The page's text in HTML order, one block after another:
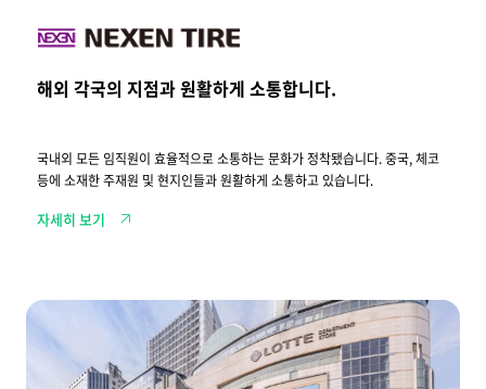
하
게
통
합
해외 각국의 지점과 원활하게 소통합니다.
국내외 모든 임직원이 효율적으로 소통하는 문화가 정착됐습니다. 중국, 체코
등에 소재한 주재원 및 현지인들과 원활하게 소통하고 있습니다.
자세히 보기
전